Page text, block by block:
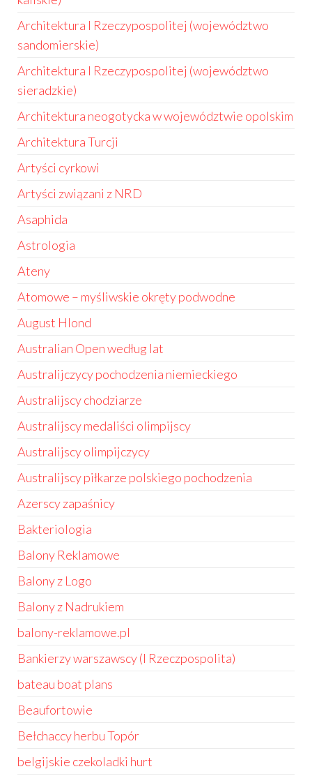
Architektura I Rzeczypospolitej (województwo
sandomierskie)
Architektura I Rzeczypospolitej (województwo
sieradzkie)
Architektura neogotycka w województwie opolskim
Architektura Turcji
Artyści cyrkowi
Artyści związani z NRD
Asaphida
Astrologia
Ateny
Atomowe – myśliwskie okręty podwodne
August Hlond
Australian Open według lat
Australijczycy pochodzenia niemieckiego
Australijscy chodziarze
Australijscy medaliści olimpijscy
Australijscy olimpijczycy
Australijscy piłkarze polskiego pochodzenia
Azerscy zapaśnicy
Bakteriologia
Balony Reklamowe
Balony z Logo
Balony z Nadrukiem
balony-reklamowe.pl
Bankierzy warszawscy (I Rzeczpospolita)
bateau boat plans
Beaufortowie
Bełchaccy herbu Topór
belgijskie czekoladki hurt